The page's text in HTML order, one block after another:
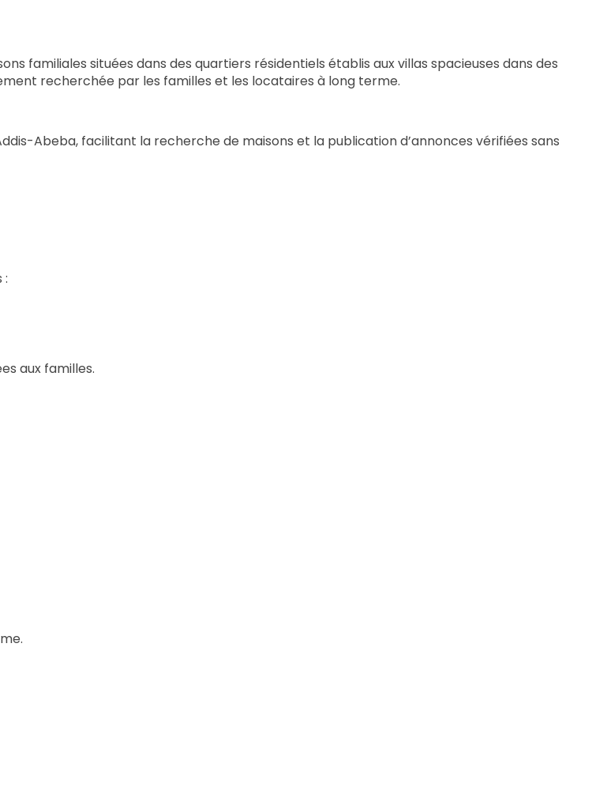
familiales situées dans des quartiers résidentiels établis aux villas spacieuses dans des
recherchée par les familles et les locataires à long terme.
Abeba, facilitant la recherche de maisons et la publication d’annonces vérifiées sans
:
aux familles.